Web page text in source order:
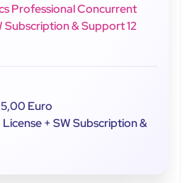
Professional Concurrent
Subscription & Support 12
Euro
+ SW Subscription &